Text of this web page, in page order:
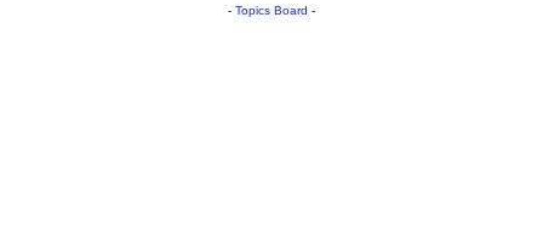
- Topics Board -